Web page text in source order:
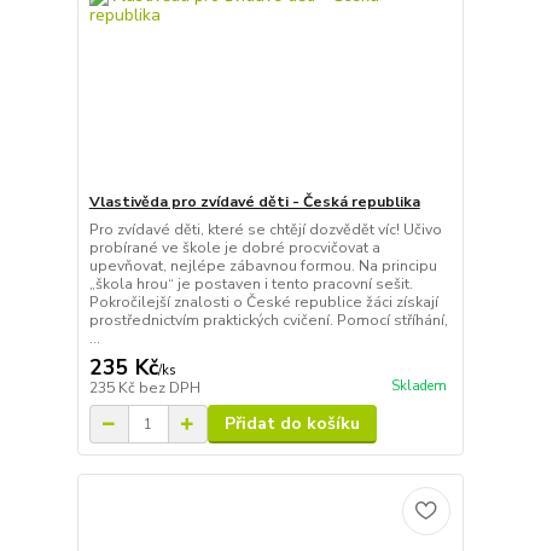
Vlastivěda pro zvídavé děti - Česká republika
Pro zvídavé děti, které se chtějí dozvědět víc! Učivo
probírané ve škole je dobré procvičovat a
upevňovat, nejlépe zábavnou formou. Na principu
„škola hrou“ je postaven i tento pracovní sešit.
Pokročilejší znalosti o České republice žáci získají
prostřednictvím praktických cvičení. Pomocí stříhání,
...
235 Kč/ks
235 Kč bez DPH Skladem
Přidat do košíku